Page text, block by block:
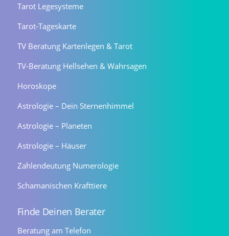
Tarot Legesysteme
Tarot-Tageskarte
TV Beratung Kartenlegen & Tarot
TV-Beratung Hellsehen & Wahrsagen
Horoskope
Astrologie – Dein Sternenhimmel
Astrologie – Planeten
Astrologie – Häuser
Zahlendeutung Numerologie
Schamanischen Krafttiere
Finde Deinen Berater
Beratung am Telefon